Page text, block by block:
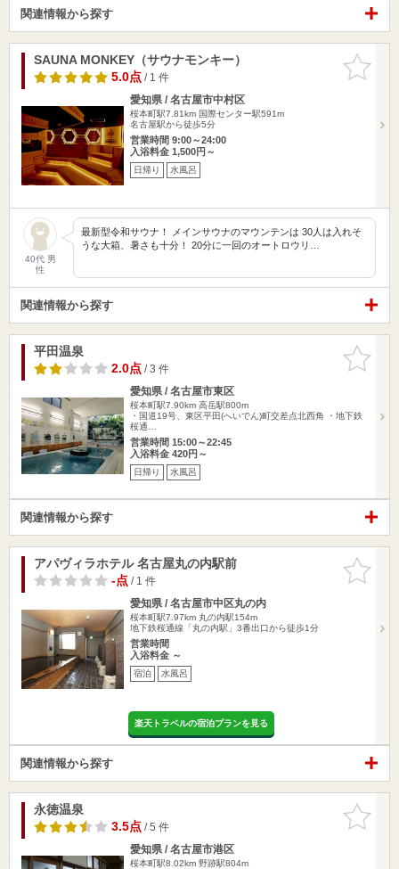
関連情報から探す
お気に入
りに追加
SAUNA MONKEY（サウナモンキー）
5.0点/ 1 件
愛知県 / 名古屋市中村区
桜本町駅7.81km 国際センター駅591m
名古屋駅から徒歩5分
営業時間 9:00～24:00
入浴料金 1,500円～
日帰り 水風呂
40代 男
性
最新型令和サウナ！ メインサウナのマウンテンは 30人は入れそ
うな大箱、暑さも十分！ 20分に一回のオートロウリ…
関連情報から探す
お気に入
りに追加
平田温泉
2.0点/ 3 件
愛知県 / 名古屋市東区
桜本町駅7.90km 高岳駅800m
・国道19号、東区平田(へいでん)町交差点北西角 ・地下鉄
桜通…
営業時間 15:00～22:45
入浴料金 420円～
日帰り 水風呂
関連情報から探す
お気に入
りに追加
アパヴィラホテル 名古屋丸の内駅前
-点/ 1 件
愛知県 / 名古屋市中区丸の内
桜本町駅7.97km 丸の内駅154m
地下鉄桜通線「丸の内駅」3番出口から徒歩1分
営業時間
入浴料金 ～
宿泊 水風呂
楽天トラベルの宿泊プランを見る
関連情報から探す
お気に入
りに追加
永徳温泉
3.5点/ 5 件
愛知県 / 名古屋市港区
桜本町駅8.02km 野跡駅804m